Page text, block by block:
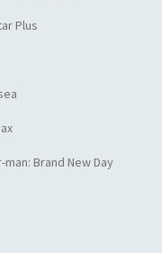
Plus
Brand New Day